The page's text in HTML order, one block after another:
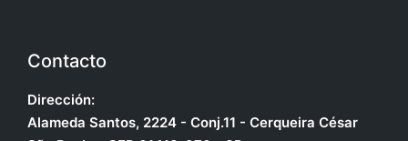
Contacto
Dirección:
Alameda Santos, 2224 - Conj.11 - Cerqueira César